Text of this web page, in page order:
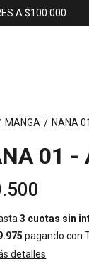
A $100.000
MANGA / NANA
01 -
3 cuotas sin
pagando con
detalles